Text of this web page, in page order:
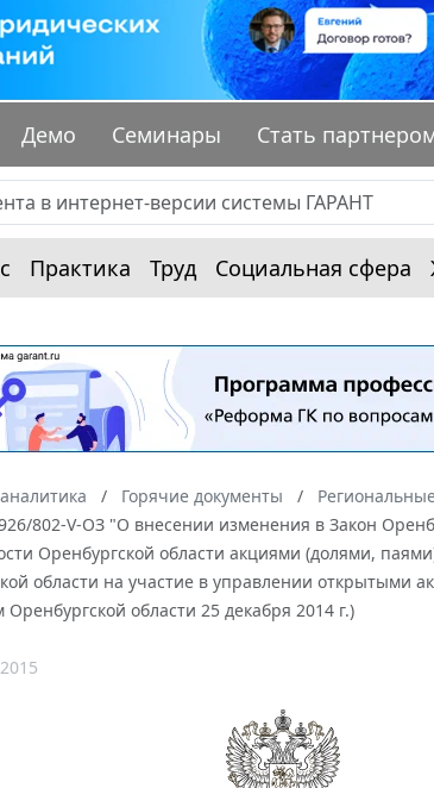
Демо Семинары Стать
Практика Труд Социальная сфера
Горячие документы
802-V-ОЗ "О внесении изменения в Закон
Оренбургской области акциями (долями,
области на участие в управлении открытыми
области 25 декабря 2014 г.)